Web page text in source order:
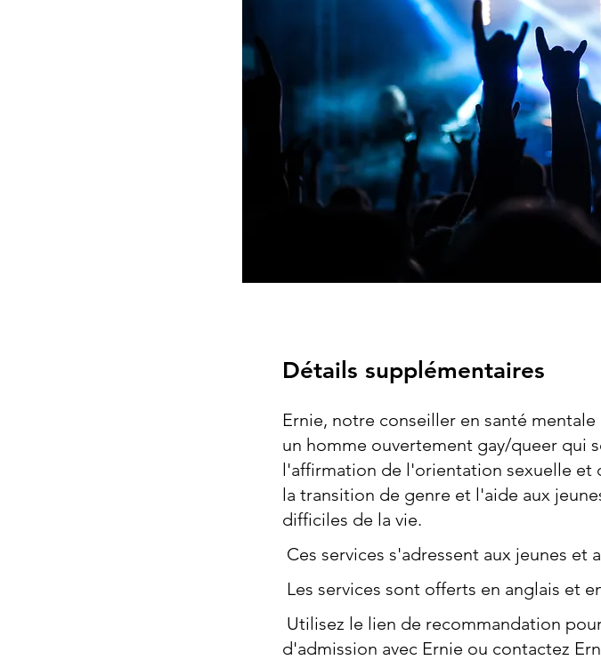
Détails supplémentaires
Ernie, notre conseiller en santé
un homme ouvertement gay/queer qui
l'affirmation de l'orientation sexuelle et
la transition de genre et l'aide aux
difficiles de la vie.
Ces services s'adressent aux jeunes et
Les services sont offerts en anglais et
Utilisez le lien de recommandation
d'admission avec Ernie ou contactez